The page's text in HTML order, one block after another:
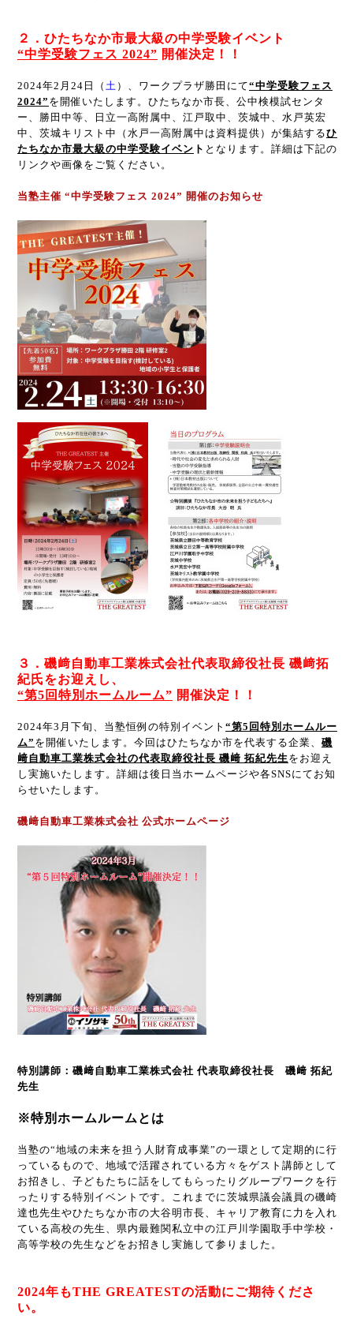
２．ひたちなか市最大級の中学受験イベント
“中学受験フェス 2024” 開催決定！！
2024年2月24日（ 土 ）、ワークプラザ勝田にて“中学受験フェス
2024” を開催いたします。ひたちなか市長、公中検模試センタ
ー、勝田中等、日立一高附属中、江戸取中、茨城中、水戸英宏
中、茨城キリスト中（水戸一高附属中は資料提供）が集結するひ
たちなか市最大級の中学受験イベン ト となります。詳細は下記の
リンクや画像をご覧ください。
当塾主催 “中学受験フェス 2024” 開催のお知らせ
３．磯﨑自動車工業株式会社代表取締役社長 磯﨑拓
紀氏をお迎えし、
“第5回特別ホームルーム” 開催決定！！
2024年3月下旬、当塾恒例の特別イベント “第5回特別ホームルー
ム” を開催いたします。今回はひたちなか市を代表する企業、 磯
﨑自動車工業株式会社の代表取締役社長 磯﨑 拓紀先生をお迎え
し実施いたします。詳細は後日当ホームページや各SNSにてお知
らせいたします。
磯﨑自動車工業株式会社 公式ホームページ
特別講師：磯﨑自動車工業株式会社 代表取締役社長 磯﨑 拓紀
先生
※特別ホームルームとは
当塾の“地域の未来を担う人財育成事業”の一環として定期的に行
っているもので、地域で活躍されている方々をゲスト講師として
お招きし、子どもたちに話をしてもらったりグループワークを行
ったりする特別イベントです。これまでに茨城県議会議員の磯崎
達也先生やひたちなか市の大谷明市長、キャリア教育に力を入れ
ている高校の先生、県内最難関私立中の江戸川学園取手中学校・
高等学校の先生などをお招きし実施して参りました。
2024年もTHE GREATESTの活動にご期待くださ
い。